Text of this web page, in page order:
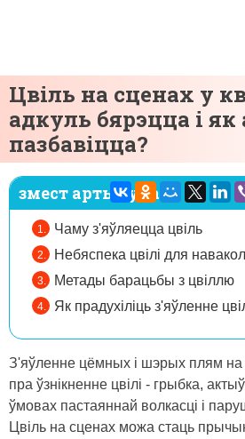
Цвіль на сценах у
адкуль бярэцца і як
пазбавіцца?
змест артыкула:
Чаму з'яўляецца цвіль
Небяспека цвілі для
Метады барацьбы з цвіллю
Як прадухіліць з'яўленне
З'яўленне цёмных і шэрых плям на
пра ўзнікненне цвілі - грыбка,
ўмовах пастаяннай волкасці і
Цвіль на сценах можа стаць